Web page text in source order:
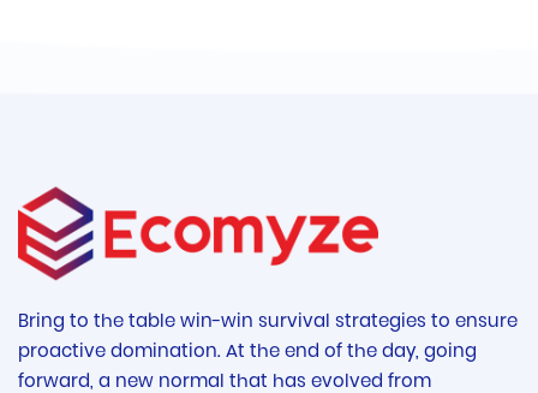
Bring to the table win-win survival strategies to ensure
proactive domination. At the end of the day, going
forward, a new normal that has evolved from